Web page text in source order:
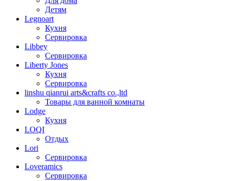
Детям
Legnoart
Кухня
Сервировка
Libbey
Сервировка
Liberty Jones
Кухня
Сервировка
linshu qianrui arts&crafts co.,ltd
Товары для ванной комнаты
Lodge
Кухня
LOQI
Отдых
Lori
Сервировка
Loveramics
Сервировка